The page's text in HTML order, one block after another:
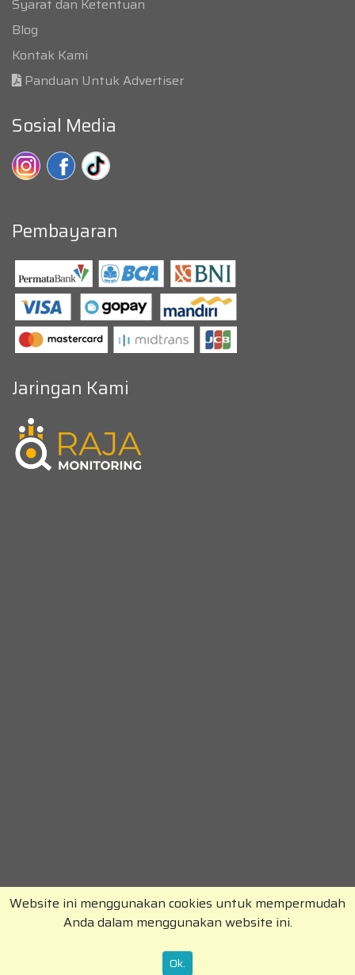
Syarat dan Ketentuan
Blog
Kontak Kami
Panduan Untuk Advertiser
Sosial Media
Pembayaran
Jaringan Kami
Copyright © RajaKomen.com 2026 All Rights
Reserved.
Website ini menggunakan cookies untuk mempermudah
Anda dalam menggunakan website ini.
Ok.